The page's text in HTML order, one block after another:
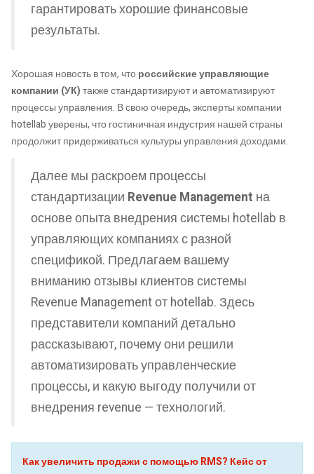
гарантировать хорошие финансовые
результаты.
Хорошая новость в том, чтороссийские управляющие
компании (УК)также стандартизируют и автоматизируют
процессы управления. В свою очередь, эксперты компании
hotellab уверены, что гостиничная индустрия нашей страны
продолжит придерживаться культуры управления доходами.
Далее мы раскроем процессы
стандартизации Revenue Management на
основе опыта внедрения системы hotellab в
управляющих компаниях с разной
спецификой. Предлагаем вашему
вниманию отзывы клиентов системы
Revenue Management от hotellab. Здесь
представители компаний детально
рассказывают, почему они решили
автоматизировать управленческие
процессы, и какую выгоду получили от
внедрения revenue — технологий.
Как увеличить продажи с помощью RMS? Кейс от